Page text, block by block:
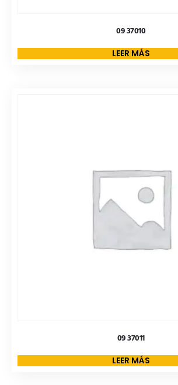
09 37010
LEER MÁS
09 37011
LEER MÁS